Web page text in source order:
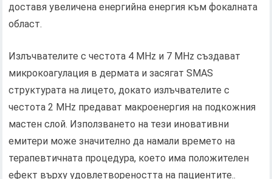
доставя увеличена енергийна енергия към фокалната
област.
Излъчвателите с честота 4 MHz и 7 MHz създават
микрокоагулация в дермата и засягат SMAS
структурата на лицето, докато излъчвателите с
честота 2 MHz предават макроенергия на подкожния
мастен слой. Използването на тези иновативни
емитери може значително да намали времето на
терапевтичната процедура, което има положителен
ефект върху удовлетвореността на пациентите..